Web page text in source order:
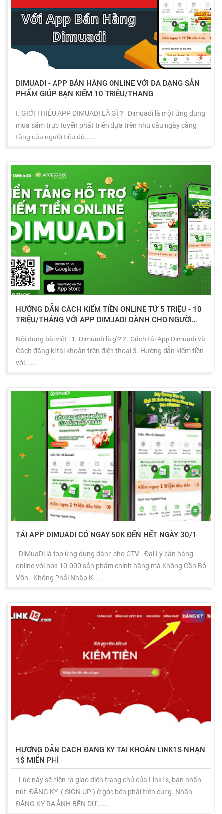
DIMUADI - APP BÁN HÀNG ONLINE VỚI ĐA DẠNG SẢN
PHẨM GIÚP BẠN KIẾM 10 TRIỆU/THANG
I. GIỚI THIỆU APP DIMUADI LÀ GÌ ? Dimuadi là một ứng dụng
mua sắm trực tuyến phát triển dựa trên nhu cầu ngày càng
tăng của người tiêu dù......
HƯỚNG DẪN CÁCH KIẾM TIỀN ONLINE TỪ 5 TRIỆU - 10
TRIỆU/THÁNG VỚI APP DIMUADI DÀNH CHO NGƯỜI
MỚI TỪ A ĐẾN Z
Nội dung bài viết : 1. Dimuadi là gì? 2. Cách tải App Dimuadi và
Cách đăng kí tài khoản trên điện thoại 3. Hướng dẫn kiếm tiền
với......
TẢI APP DIMUADI CÓ NGAY 50K ĐẾN HẾT NGÀY 30/1
DiMuaDi là top ứng dụng dành cho CTV - Đại Lý bán hàng
online với hơn 10.000 sản phẩm chính hãng mà Không Cần Bỏ
Vốn - Không Phải Nhập K......
HƯỚNG DẪN CÁCH ĐĂNG KÝ TÀI KHOẢN LINK1S NHẬN
1$ MIỄN PHÍ
Lúc này sẽ hiện ra giao diện trang chủ của Link1s, bạn nhấn
nút ĐĂNG KÝ ( SIGN UP ) ở góc bên phải trên cùng. Nhấn
ĐĂNG KÝ RA ẢNH BÊN DƯ......